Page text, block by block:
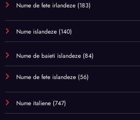
Nume de fete irlandeze (183)
Nume islandeze (140)
Nume de baieti islandeze (84)
Nume de fete islandeze (56)
Nume italiene (747)